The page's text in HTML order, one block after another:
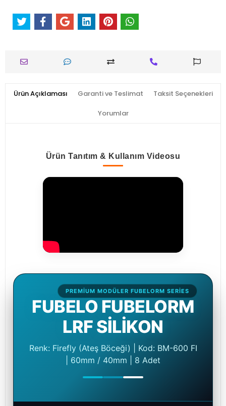
Ürün Açıklaması Garanti ve Teslimat Taksit Seçenekleri
Yorumlar
Ürün Tanıtım & Kullanım Videosu
PREMIUM MODÜLER FUBELORM SERIES
FUBELO FUBELORM
LRF SİLİKON
Renk: Firefly (Ateş Böceği) | Kod: BM-600 FI
| 60mm / 40mm | 8 Adet